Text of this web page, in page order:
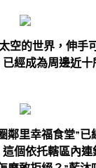
空的世界，伸手
經成為周邊近
里幸福食堂”
個依托轄區內連